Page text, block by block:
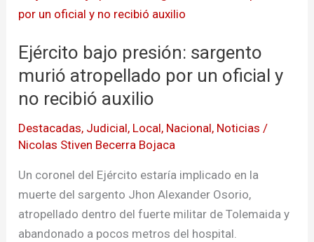
Ejército bajo presión: sargento
murió atropellado por un oficial y
no recibió auxilio
Destacadas, Judicial, Local, Nacional, Noticias /
Nicolas Stiven Becerra Bojaca
Un coronel del Ejército estaría implicado en la
muerte del sargento Jhon Alexander Osorio,
atropellado dentro del fuerte militar de Tolemaida y
abandonado a pocos metros del hospital.
bajo
sargento
murió
atropellado
un
oficial
y
no
recibió
auxilio